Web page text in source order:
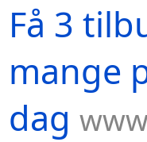
Få 3
mange
dag